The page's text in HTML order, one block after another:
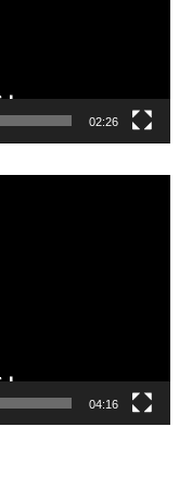
02:26
04:16